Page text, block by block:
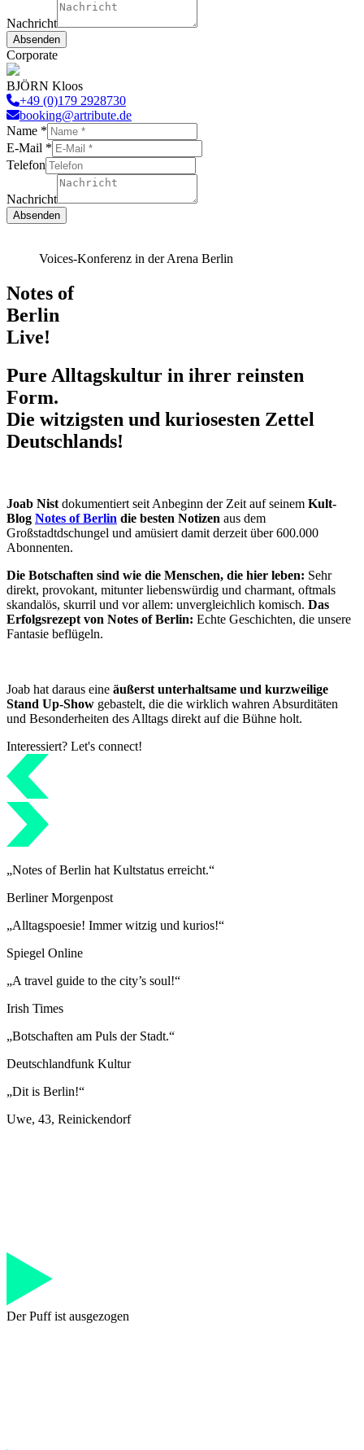
Nachricht
Absenden
Corporate
BJÖRN Kloos
+49 (0)179 2928730
booking@artribute.de
Name *
Nachricht
Name
E-Mail *
Telefon
Nachricht
Absenden
Voices-Konferenz in der Arena Berlin
Notes of
Berlin
Live!
Pure Alltagskultur in ihrer reinsten
Form.
Die witzigsten und kuriosesten Zettel
Deutschlands!
Joab Nist dokumentiert seit Anbeginn der Zeit auf seinem Kult-
Blog Notes of Berlin die besten Notizen aus dem
Großstadtdschungel und amüsiert damit derzeit über 600.000
Abonnenten.
Die Botschaften sind wie die Menschen, die hier leben: Sehr
direkt, provokant, mitunter liebenswürdig und charmant, oftmals
skandalös, skurril und vor allem: unvergleichlich komisch. Das
Erfolgsrezept von Notes of Berlin: Echte Geschichten, die unsere
Fantasie beflügeln.
Joab hat daraus eine äußerst unterhaltsame und kurzweilige
Stand Up-Show gebastelt, die die wirklich wahren Absurditäten
und Besonderheiten des Alltags direkt auf die Bühne holt.
Interessiert? Let's connect!
„Notes of Berlin hat Kultstatus erreicht.“
Berliner Morgenpost
„Alltagspoesie! Immer witzig und kurios!“
Spiegel Online
„A travel guide to the city’s soul!“
Irish Times
„Botschaften am Puls der Stadt.“
Deutschlandfunk Kultur
„Dit is Berlin!“
Uwe, 43, Reinickendorf
Der Puff ist ausgezogen